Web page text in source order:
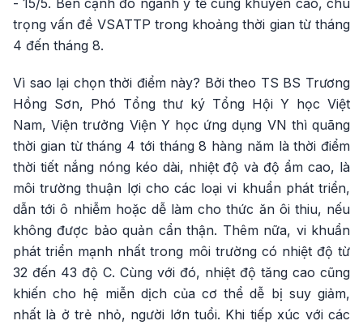
- 15/5. Bên cạnh đó ngành y tế cũng khuyến cáo, chú
trọng vấn đề VSATTP trong khoảng thời gian từ tháng
4 đến tháng 8.
Vì sao lại chọn thời điểm này? Bởi theo TS BS Trương
Hồng Sơn, Phó Tổng thư ký Tổng Hội Y học Việt
Nam, Viện trưởng Viện Y học ứng dụng VN thì quãng
thời gian từ tháng 4 tới tháng 8 hàng năm là thời điểm
thời tiết nắng nóng kéo dài, nhiệt độ và độ ẩm cao, là
môi trường thuận lợi cho các loại vi khuẩn phát triển,
dẫn tới ô nhiễm hoặc dễ làm cho thức ăn ôi thiu, nếu
không được bảo quản cẩn thận. Thêm nữa, vi khuẩn
phát triển mạnh nhất trong môi trường có nhiệt độ từ
32 đến 43 độ C. Cùng với đó, nhiệt độ tăng cao cũng
khiến cho hệ miễn dịch của cơ thể dễ bị suy giảm,
nhất là ở trẻ nhỏ, người lớn tuổi. Khi tiếp xúc với các